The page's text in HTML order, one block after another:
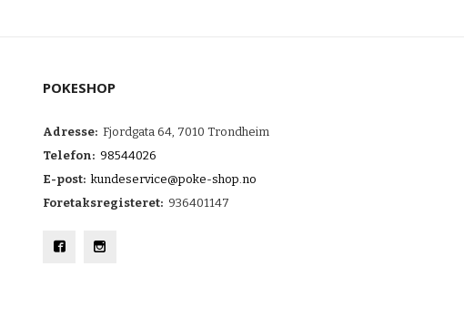
POKESHOP
Adresse: Fjordgata 64, 7010 Trondheim
Telefon: 98544026
E-post: kundeservice@poke-shop.no
Foretaksregisteret: 936401147